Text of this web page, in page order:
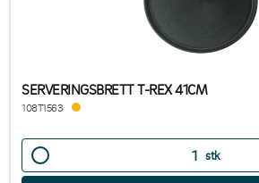
SERVERINGSBRETT T-REX 41CM
108T1563
stk